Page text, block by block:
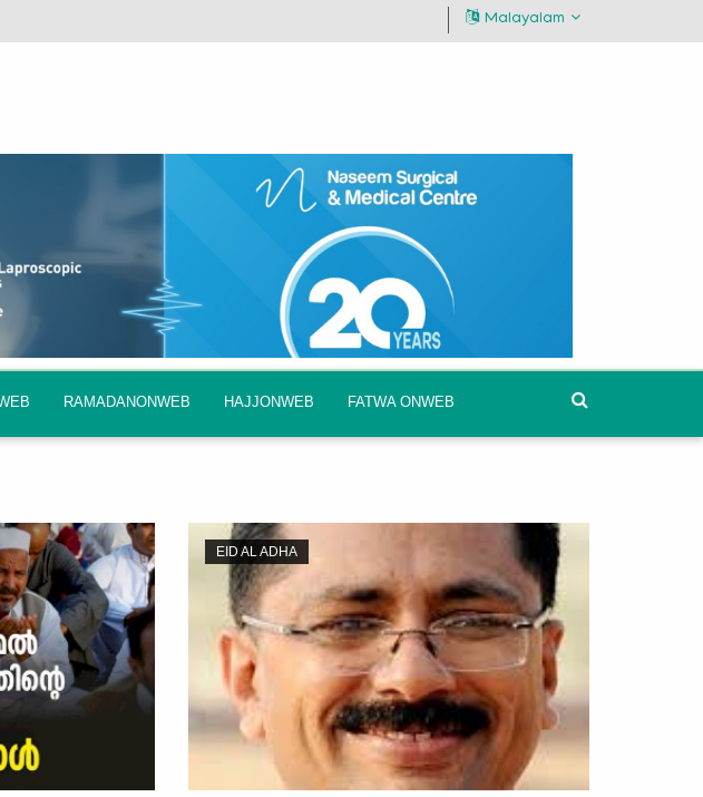
Malayalam
RAMADANONWEB HAJJONWEB FATWA ONWEB
EID AL ADHA